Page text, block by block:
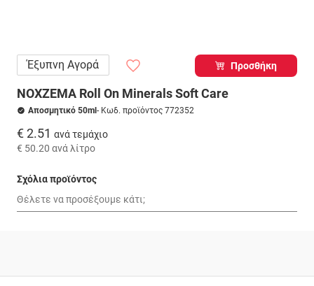
Έξυπνη Αγορά Προσθήκη
NOXZEMA Roll On Minerals Soft Care
Αποσμητικό 50ml - Κωδ. προϊόντος 772352
€ 2.51 ανά τεμάχιο
€ 50.20 ανά λίτρο
Σχόλια προϊόντος